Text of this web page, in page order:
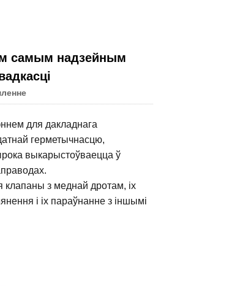
самым надзейным
для дакладнага
герметычнасцю,
выкарыстоўваецца ў
клапаны з меднай дротам, іх
і іх параўнанне з іншымі